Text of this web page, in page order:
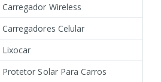
Carregador Wireless
Carregadores Celular
Lixocar
Protetor Solar Para Carros